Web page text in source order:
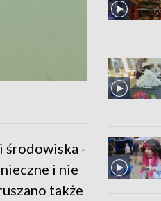
środowiska -
i nie
także